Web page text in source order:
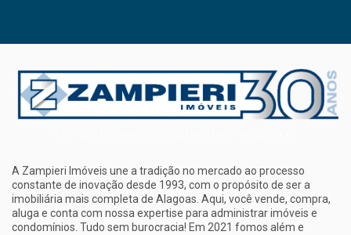
A Zampieri Imóveis une a tradição no mercado ao processo
constante de inovação desde 1993, com o propósito de ser a
imobiliária mais completa de Alagoas. Aqui, você vende, compra,
aluga e conta com nossa expertise para administrar imóveis e
condomínios. Tudo sem burocracia! Em 2021 fomos além e